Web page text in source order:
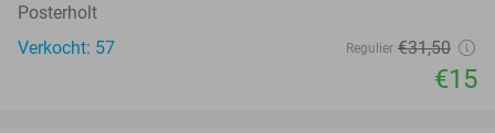
Posterholt
Verkocht: 57
Regulier €31,50
€15